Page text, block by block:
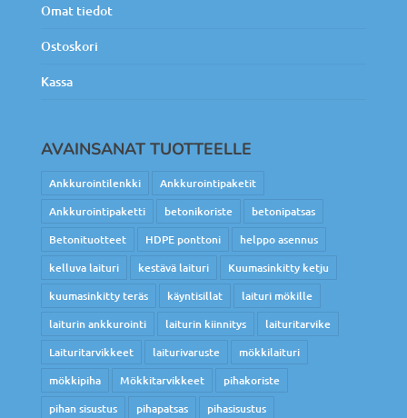
Omat tiedot
Ostoskori
Kassa
AVAINSANAT TUOTTEELLE
Ankkurointilenkki
Ankkurointipaketit
Ankkurointipaketti
betonikoriste
betonipatsas
Betonituotteet
HDPE ponttoni
helppo asennus
kelluva laituri
kestävä laituri
Kuumasinkitty ketju
kuumasinkitty teräs
käyntisillat
laituri mökille
laiturin ankkurointi
laiturin kiinnitys
laituritarvike
Laituritarvikkeet
laiturivaruste
mökkilaituri
mökkipiha
Mökkitarvikkeet
pihakoriste
pihan sisustus
pihapatsas
pihasisustus